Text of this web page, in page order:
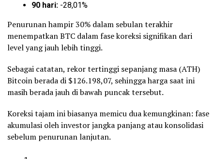
90 hari: -28,01%
Penurunan hampir 30% dalam sebulan terakhir
menempatkan BTC dalam fase koreksi signifikan dari
level yang jauh lebih tinggi.
Sebagai catatan, rekor tertinggi sepanjang masa (ATH)
Bitcoin berada di $126.198,07, sehingga harga saat ini
masih berada jauh di bawah puncak tersebut.
Koreksi tajam ini biasanya memicu dua kemungkinan: fase
akumulasi oleh investor jangka panjang atau konsolidasi
sebelum penurunan lanjutan.